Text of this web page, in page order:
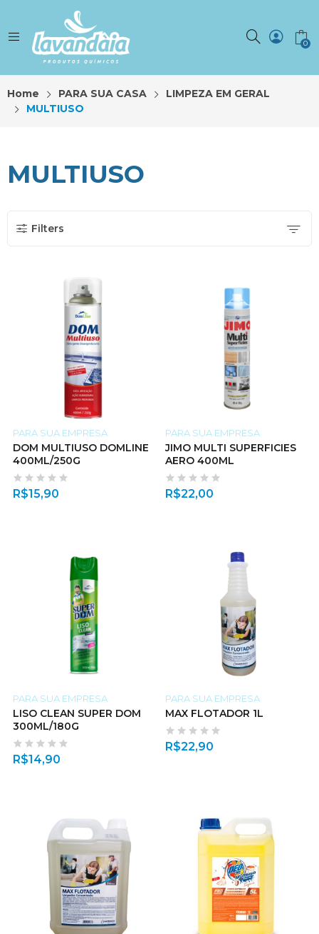
0
Home PARA SUA CASA
LIMPEZA EM GERAL
MULTIUSO
MULTIUSO
Filters
PARA SUA EMPRESA
DOM MULTIUSO DOMLINE
400ML/250G
R$15,90
PARA SUA EMPRESA
JIMO MULTI SUPERFICIES
AERO 400ML
R$22,00
PARA SUA EMPRESA
LISO CLEAN SUPER DOM
300ML/180G
R$14,90
PARA SUA EMPRESA
MAX FLOTADOR 1L
R$22,90